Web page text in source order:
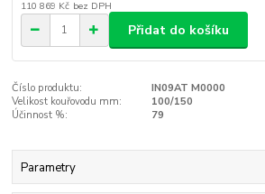
110 869 Kč bez DPH
Přidat do košíku
Číslo produktu:
IN09AT M0000
Velikost kouřovodu mm:
100/150
Účinnost %:
79
Parametry